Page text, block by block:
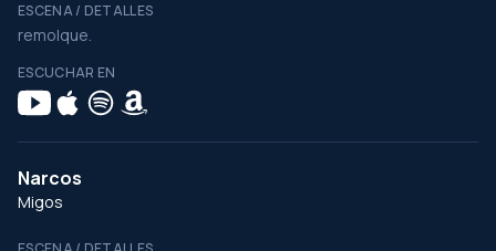
ESCENA / DETALLES
remolque.
ESCUCHAR EN
Narcos
Migos